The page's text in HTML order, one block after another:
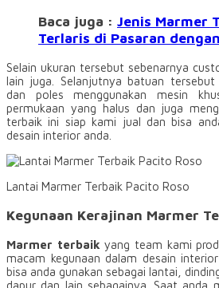
Baca juga : Jenis Marmer
Terlaris di Pasaran
Selain ukuran tersebut sebenarnya
lain juga. Selanjutnya batuan tersebut
dan poles menggunakan mesin
permukaan yang halus dan juga
terbaik ini siap kami jual dan bisa
desain interior anda.
Lantai Marmer Terbaik Pacito Roso
Kegunaan Kerajinan Marmer
Marmer terbaik yang team kami
macam kegunaan dalam desain
bisa anda gunakan sebagai lantai,
dapur dan lain sebagainya. Saat anda